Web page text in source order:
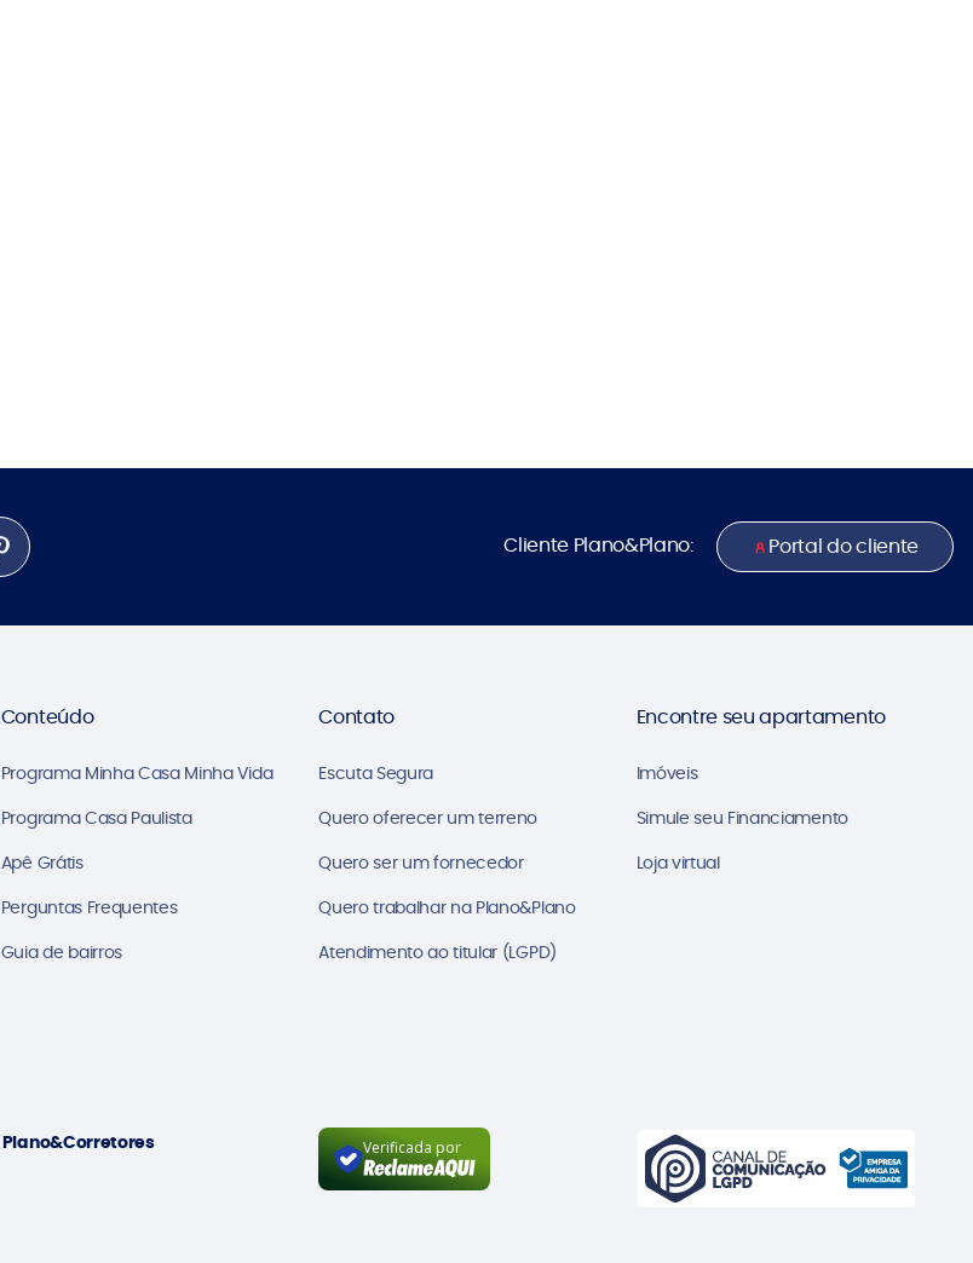
Cliente Plano&Plano: Portal do cliente
Conteúdo
Programa Minha Casa Minha Vida
Programa Casa Paulista
Apê Grátis
Perguntas Frequentes
Guia de bairros
Contato
Escuta Segura
Quero oferecer um terreno
Quero ser um fornecedor
Quero trabalhar na Plano&Plano
Atendimento ao titular (LGPD)
Encontre seu apartamento
Imóveis
Simule seu Financiamento
Loja virtual
Plano&Corretores Verificada por